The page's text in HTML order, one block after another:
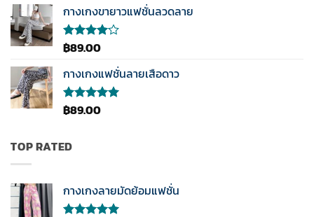
3.50
ตั้งแต่
1-5
คะแนน
กางเกงขายาวแฟชั่นลวดลาย
ให้
4.00
ตั้งแต่ 1-
5
คะแนน
฿89.00
กางเกงแฟชั่นลายเสือดาว
ให้คะแนน
คะแนน
฿89.00
TOP RATED
กางเกงลายมัดย้อมแฟชั่น